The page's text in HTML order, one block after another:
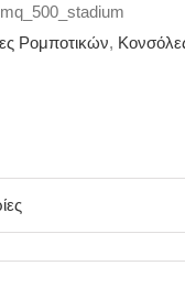
mq_500_stadium
Ρομποτικών,